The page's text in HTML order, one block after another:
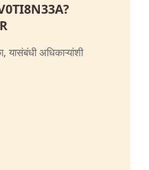
अधिकाऱ्यांशी